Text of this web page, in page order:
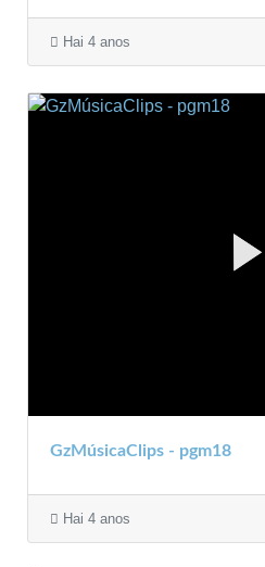
Hai 4 anos
GzMúsicaClips - pgm18
Hai 4 anos